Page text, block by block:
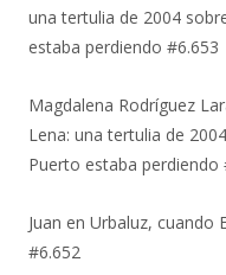
una tertulia de 2004
estaba perdiendo #6.653
Magdalena Rodríguez
Lena: una tertulia de
Puerto estaba perdiendo
Juan en Urbaluz, cuando
#6.652